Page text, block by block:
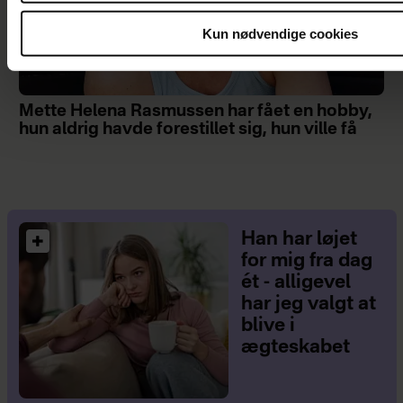
Kun nødvendige cookies
Mette Helena Rasmussen har fået en hobby,
hun aldrig havde forestillet sig, hun ville få
Han har løjet
for mig fra dag
ét - alligevel
har jeg valgt at
blive i
ægteskabet